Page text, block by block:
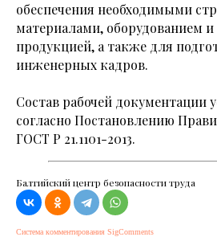
обеспечения необходимыми
материалами, оборудованием и
продукцией, а также для
инженерных кадров.
Состав рабочей документации
согласно Постановлению
ГОСТ Р 21.1101-2013.
Балтийский центр безопасности труда
Система комментирования SigComments